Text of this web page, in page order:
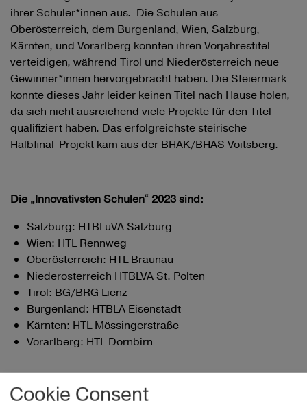
ihrer Schüler*innen aus. Die Schulen aus
Oberösterreich, dem Burgenland, Wien, Salzburg,
Kärnten, und Vorarlberg konnten ihren Vorjahrestitel
verteidigen, während Tirol und Niederösterreich neue
Gewinner*innen hervorgebracht haben. Die Steiermark
konnte dieses Jahr leider keinen Titel nach Hause holen,
da sich nicht ausreichend viele Projekte für den Titel
qualifiziert haben. Das erfolgreichste steirische
Halbfinal-Projekt kam aus der BHAK/BHAS Voitsberg.
Die „Innovativsten Schulen“ 2023 sind:
Salzburg: HTBLuVA Salzburg
Wien: HTL Rennweg
Oberösterreich: HTL Braunau
Niederösterreich HTBLVA St. Pölten
Tirol: BG/BRG Lienz
Burgenland: HTBLA Eisenstadt
Kärnten: HTL Mössingerstraße
Vorarlberg: HTL Dornbirn
Mit der Auszeichnung der innovativsten Schule 2023
Cookie Consent